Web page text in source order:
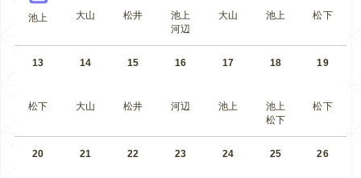
池上 大山 松井
池上
河辺
大山 池上 松下
13
松下
14
大山
15
松井
16
河辺
17
池上
18
池上
松下
19
松下
20 21 22 23 24 25 26